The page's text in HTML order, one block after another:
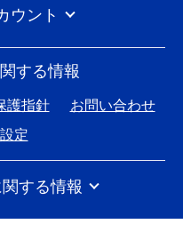
する情報
護指針
お問い合わせ
定
する情報
企業情報 採用情報
ウント